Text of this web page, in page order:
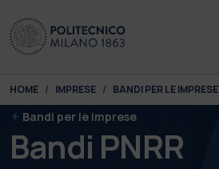
You are here:
HOME IMPRESE BANDI PER LE IMPRESE
Bandi per le imprese
Bandi PNRR